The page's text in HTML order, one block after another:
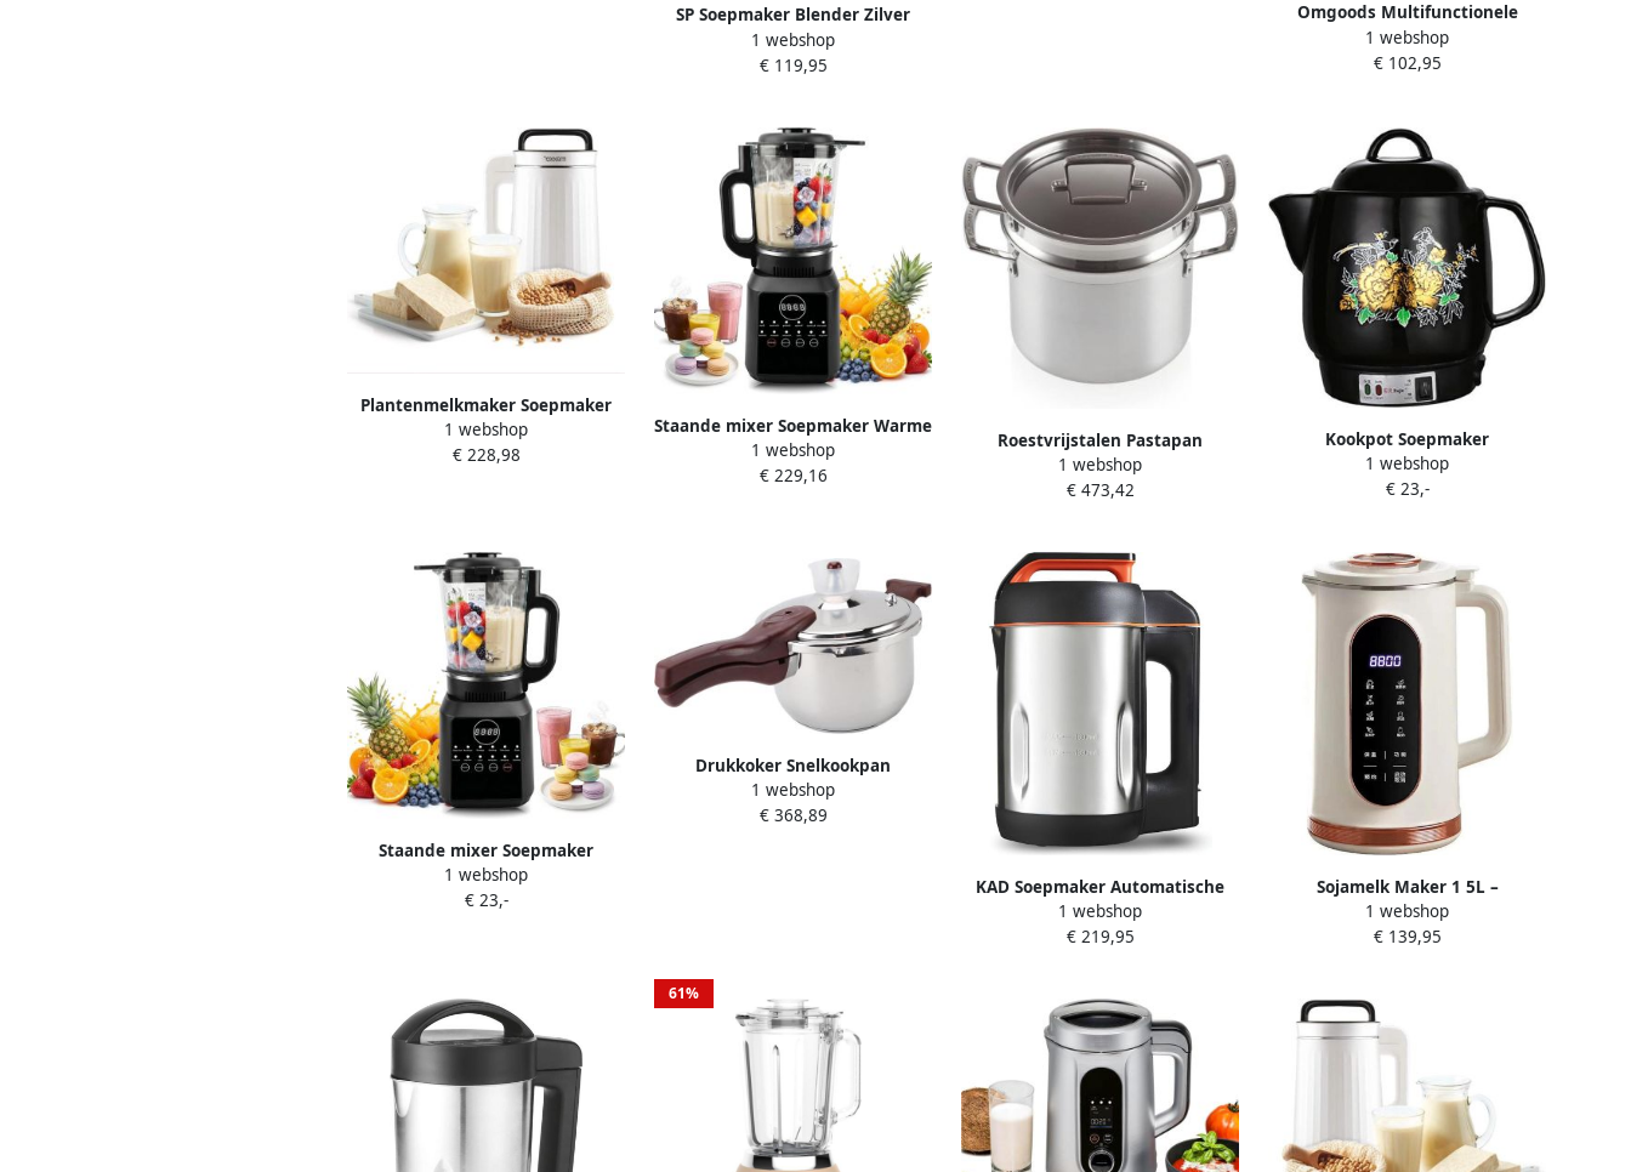
SP Soepmaker Blender Zilver
18cm x 21cm x 34cm
1 webshop
€ 119,95
Omgoods Multifunctionele
Soepmaker met 6 Programma's
en Warmhoudfunctie
1 webshop
€ 102,95
Plantenmelkmaker Soepmaker
Notenmelk Zelf Drank Maken 10
Programma's 13 Liter Wit
1 webshop
€ 228,98
Staande mixer Soepmaker Warme
maaltijden maken 12
automatische programma's 17
1 webshop
€ 229,16
Roestvrijstalen Pastapan
Pastakoker Soepmaker Koken en
Stomen 3-lagen Constructie 20
1 webshop
€ 473,42
Kookpot Soepmaker
Theeapparaat Kruiden Bereiden
Automatisch Koken 4L Capaciteit
1 webshop
€ 23,-
Staande mixer Soepmaker
aanrecht Warme dranken maken
12 automatische programma's
1 webshop
€ 23,-
Drukkoker Snelkookpan
Soepmaker Gezond Koken
Roestvrij Staal 304 9L Zilver
1 webshop
€ 368,89
KAD Soepmaker Automatische
Soup Maker & Blender 1.6L
Soepmaker met Blender Functie
1 webshop
€ 219,95
Sojamelk Maker 1 5L –
Multifunctionele Blender &
Soepmaker – 10 Messen RVS –
1 webshop
€ 139,95
61%